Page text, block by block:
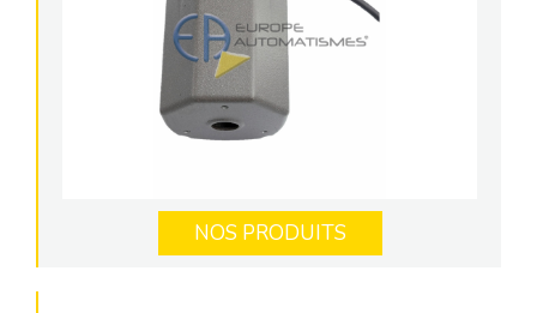
NOS PRODUITS